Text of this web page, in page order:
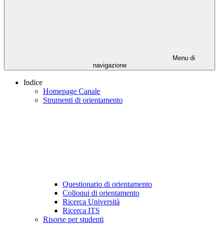
Menu di
navigazione
Indice
Homepage Canale
Strumenti di orientamento
Questionario di orientamento
Colloqui di orientamento
Ricerca Università
Ricerca ITS
Risorse per studenti